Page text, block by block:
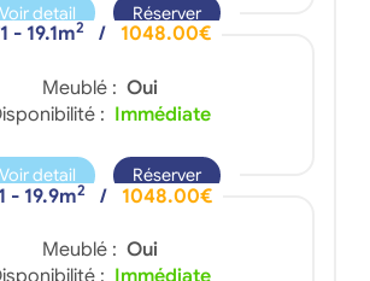
Voir detail Réserver
- 19.1m2 / 1048.00€
Meublé : Oui
: Immédiate
Voir detail Réserver
- 19.9m2 / 1048.00€
Meublé : Oui
: Immédiate